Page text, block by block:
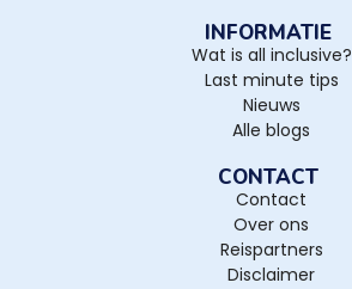
INFORMATIE
Wat is all inclusive?
Last minute tips
Nieuws
Alle blogs
CONTACT
Contact
Over ons
Reispartners
Disclaimer